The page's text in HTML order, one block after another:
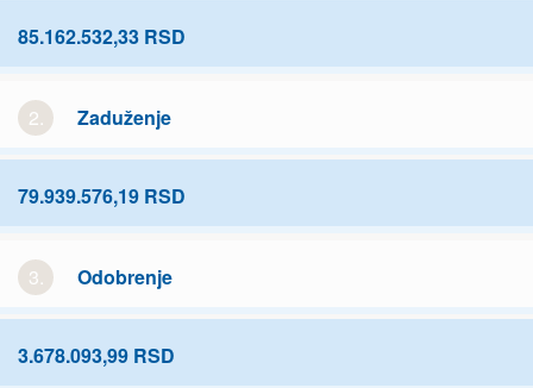
85.162.532,33 RSD
2. Zaduženje
79.939.576,19 RSD
3. Odobrenje
3.678.093,99 RSD